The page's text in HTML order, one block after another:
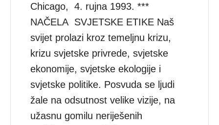
Chicago, 4. rujna 1993. ***
NAČELA SVJETSKE ETIKE Naš
svijet prolazi kroz temeljnu krizu,
krizu svjetske privrede, svjetske
ekonomije, svjetske ekologije i
svjetske politike. Posvuda se ljudi
žale na odsutnost velike vizije, na
užasnu gomilu neriješenih